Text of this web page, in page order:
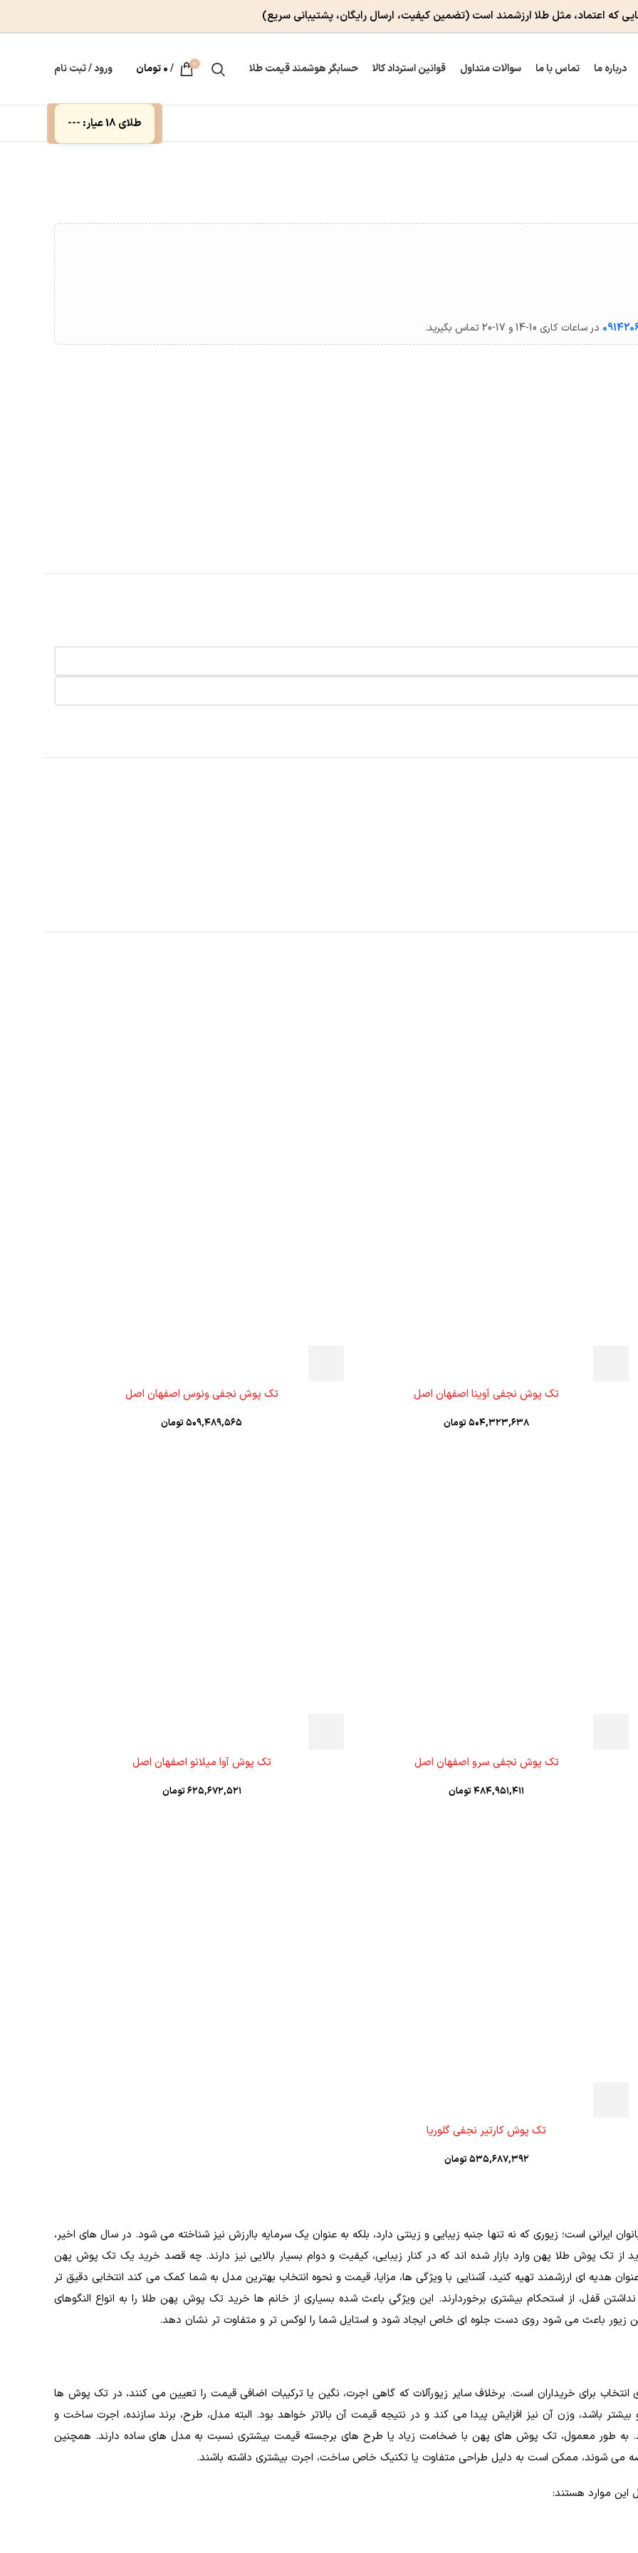
که اعتماد، مثل طلا ارزشمند است (تضمین کیفیت، ارسال رایگان، پشتیبانی سریع)
درباره ما تماس با ما سوالات متداول قوانین استرداد کالا حسابگر هوشمند قیمت طلا 0
/۰تومان ورود / ثبت نام
طلای 18 عیار: ---
در ساعات کاری 10-14 و 17-20 تماس بگیرید.
تک پوش نجفی آوینا اصفهان اصل
۵۰۴,۳۲۳,۶۳۸تومان
تک پوش نجفی ونوس اصفهان اصل
۵۰۹,۴۸۹,۵۶۵تومان
تک پوش نجفی سرو اصفهان اصل
۴۸۴,۹۵۱,۴۱۱تومان
تک پوش آوا میلانو اصفهان اصل
۶۲۵,۶۷۲,۵۲۱تومان
تک پوش کارتیر نجفی گلوریا
۵۳۵,۶۸۷,۳۹۲تومان
ایرانی است؛ زیوری که نه تنها جنبه زیبایی و زینتی دارد، بلکه به عنوان یک سرمایه باارزش نیز شناخته می شود. در سال های اخیر،
تک پوش طلا پهن وارد بازار شده اند که در کنار زیبایی، کیفیت و دوام بسیار بالایی نیز دارند. چه قصد خرید یک تک پوش پهن
هدیه ای ارزشمند تهیه کنید، آشنایی با ویژگی ها، مزایا، قیمت و نحوه انتخاب بهترین مدل به شما کمک می کند انتخابی دقیق تر
قفل، از استحکام بیشتری برخوردارند. این ویژگی باعث شده بسیاری از خانم ها خرید تک پوش پهن طلا را به انواع النگوهای
زیور باعث می شود روی دست جلوه ای خاص ایجاد شود و استایل شما را لوکس تر و متفاوت تر نشان دهد.
برای خریداران است. برخلاف سایر زیورآلات که گاهی اجرت، نگین یا ترکیبات اضافی قیمت را تعیین می کنند، در تک پوش ها
بیشتر باشد، وزن آن نیز افزایش پیدا می کند و در نتیجه قیمت آن بالاتر خواهد بود. البته مدل، طرح، برند سازنده، اجرت ساخت و
به طور معمول، تک پوش های پهن با ضخامت زیاد یا طرح های برجسته قیمت بیشتری نسبت به مدل های ساده دارند. همچنین
می شوند، ممکن است به دلیل طراحی متفاوت یا تکنیک خاص ساخت، اجرت بیشتری داشته باشند.
موارد هستند: